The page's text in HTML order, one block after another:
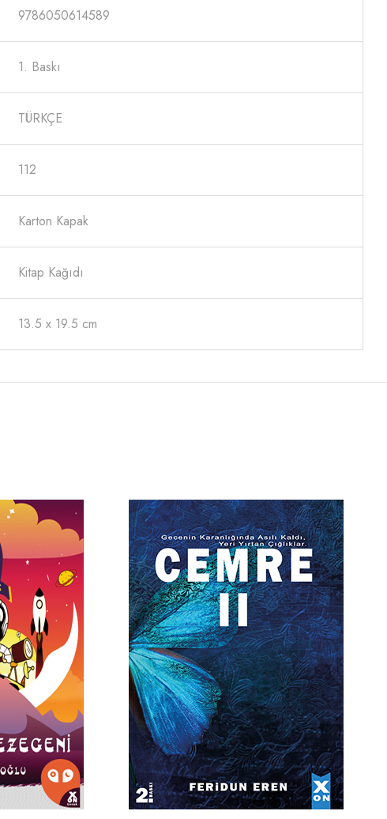
9786050614589
1. Baskı
TÜRKÇE
112
Karton Kapak
Kitap Kağıdı
13.5 x 19.5 cm